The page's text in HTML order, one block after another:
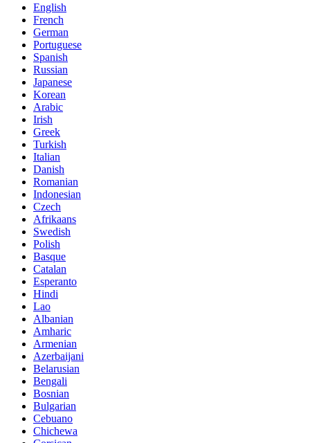
English
French
German
Portuguese
Spanish
Russian
Japanese
Korean
Arabic
Irish
Greek
Turkish
Italian
Danish
Romanian
Indonesian
Czech
Afrikaans
Swedish
Polish
Basque
Catalan
Esperanto
Hindi
Lao
Albanian
Amharic
Armenian
Azerbaijani
Belarusian
Bengali
Bosnian
Bulgarian
Cebuano
Chichewa